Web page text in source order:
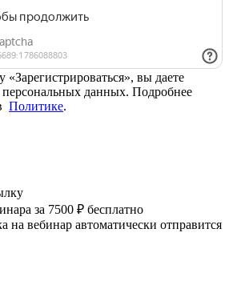
вы даете
персональных данных. Подробнее
Политике.
за 7500 ₽ бесплатно
на вебинар автоматически отправится